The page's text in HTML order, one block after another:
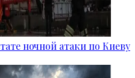
ночной атаки по Киеву